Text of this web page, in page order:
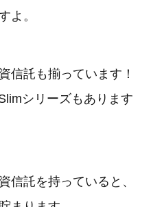
よ。
信託も揃っています！
シリーズもあります
信託を持っていると、